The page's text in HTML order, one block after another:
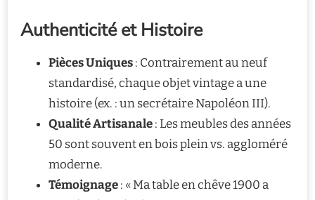
Authenticité et Histoire
Pièces Uniques: Contrairement au neuf
standardisé, chaque objet vintage a une
histoire (ex. : un secrétaire Napoléon III).
Qualité Artisanale: Les meubles des années
50 sont souvent en bois plein vs. aggloméré
moderne.
Témoignage: « Ma table en chêve 1900 a